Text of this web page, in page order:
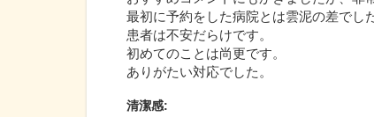
最初に予約をした病院とは雲泥の差でした
患者は不安だらけです。
初めてのことは尚更です。
ありがたい対応でした。
清潔感: